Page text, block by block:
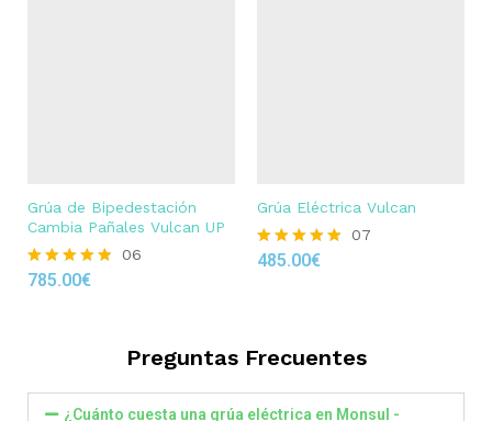
Grúa de Bipedestación
Cambia Pañales Vulcan UP
Rated
06
785.00€
Grúa Eléctrica Vulcan
Rated
07
485.00€
Preguntas Frecuentes
¿Cuánto cuesta una grúa eléctrica en Monsul -